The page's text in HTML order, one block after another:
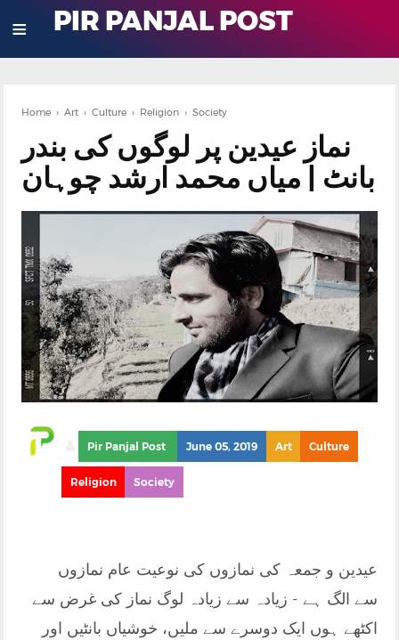
PIR PANJAL POST
≡
Home ›Art ›Culture › Religion ›Society
نماز عیدین پر لوگوں کی بندر
بانٹ | میاں محمد ارشد چوہان
Pir Panjal Post June 05, 2019 Art Culture
Religion Society
سے الگ ہے - زیادہ سے زیادہ لوگ نماز کی غرض سے
اکٹھے ہوں ایک دوسرے سے ملیں، خوشیاں بانٹیں اور